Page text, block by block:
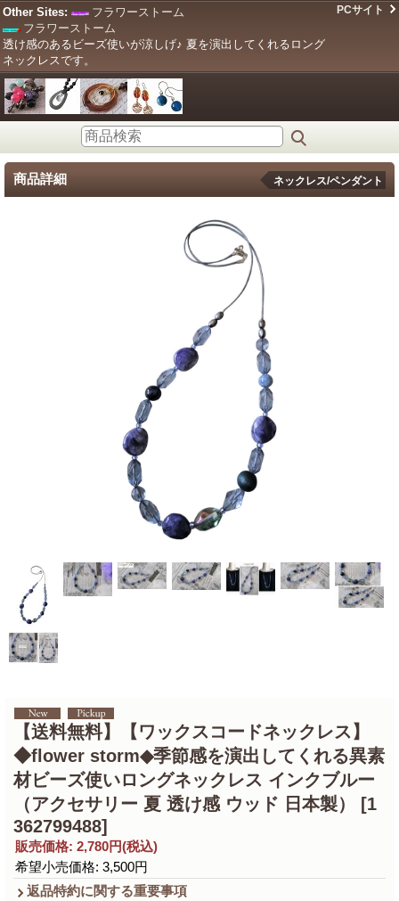
Other Sites:
フラワーストーム
フラワーストーム
透け感のあるビーズ使いが涼しげ♪ 夏を演出してくれるロング
ネックレスです。
PCサイト
商品詳細 ネックレス/ペンダント
【送料無料】【ワックスコードネックレス】
◆flower storm◆季節感を演出してくれる異素
材ビーズ使いロングネックレス インクブルー
（アクセサリー 夏 透け感 ウッド 日本製） [1
362799488]
販売価格: 2,780円(税込)
希望小売価格: 3,500円
返品特約に関する重要事項